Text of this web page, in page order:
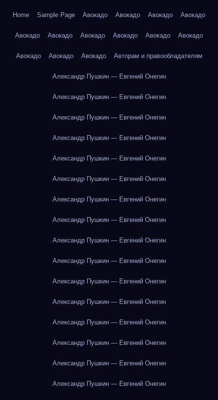
Home Sample Page Авокадо Авокадо Авокадо Авокадо
Авокадо Авокадо Авокадо Авокадо Авокадо Авокадо
Авокадо Авокадо Авокадо Авторам и правообладателям
Александр Пушкин — Евгений Онегин
Александр Пушкин — Евгений Онегин
Александр Пушкин — Евгений Онегин
Александр Пушкин — Евгений Онегин
Александр Пушкин — Евгений Онегин
Александр Пушкин — Евгений Онегин
Александр Пушкин — Евгений Онегин
Александр Пушкин — Евгений Онегин
Александр Пушкин — Евгений Онегин
Александр Пушкин — Евгений Онегин
Александр Пушкин — Евгений Онегин
Александр Пушкин — Евгений Онегин
Александр Пушкин — Евгений Онегин
Александр Пушкин — Евгений Онегин
Александр Пушкин — Евгений Онегин
Александр Пушкин — Евгений Онегин